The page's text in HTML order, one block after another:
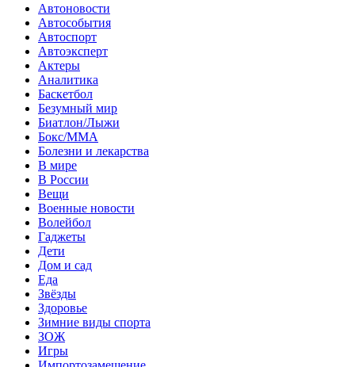
Автоновости
Автособытия
Автоспорт
Автоэксперт
Актеры
Аналитика
Баскетбол
Безумный мир
Биатлон/Лыжи
Бокс/MMA
Болезни и лекарства
В мире
В России
Вещи
Военные новости
Волейбол
Гаджеты
Дети
Дом и сад
Еда
Звёзды
Здоровье
Зимние виды спорта
ЗОЖ
Игры